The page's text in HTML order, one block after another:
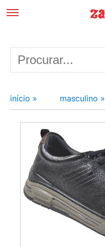
início » masculino »